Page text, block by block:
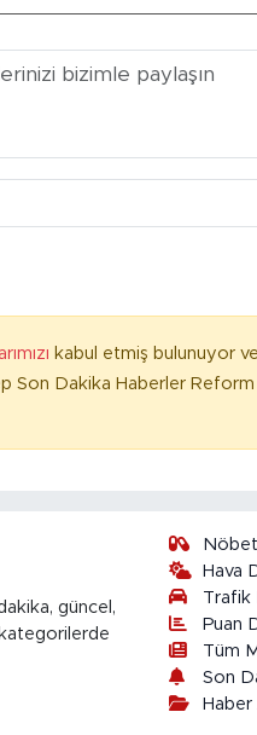
kabul etmiş bulunuyor
Son Dakika Haberler
güncel,
Hava
Trafik
Puan
Tüm
Son
Haber